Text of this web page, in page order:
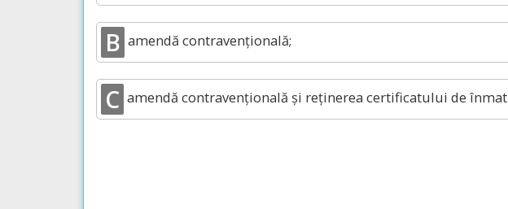
B amendă contravențională;
C amendă contravențională și reținerea certificatului de